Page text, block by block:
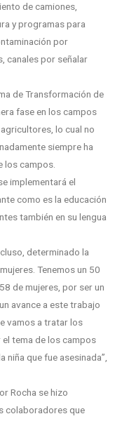
de camiones,
y programas para
por
canales por señalar
de Transformación de
fase en los campos
lo cual no
siempre ha
los campos.
implementará el
como es la educación
también en su lengua
determinado la
Tenemos un 50
de mujeres, por ser un
avance a este trabajo
vamos a tratar los
tema de los campos
niña que fue asesinada”,
Rocha se hizo
colaboradores que